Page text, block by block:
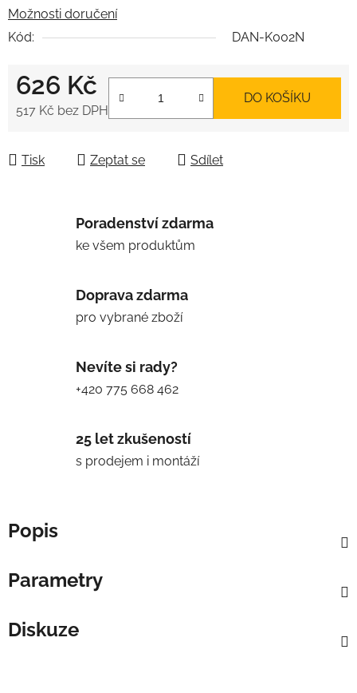
Možnosti doručení
Kód:
DAN-K002N
626 Kč
517 Kč bez DPH
DO KOŠÍKU
Tisk Zeptat se Sdílet
Poradenství zdarma
ke všem produktům
Doprava zdarma
pro vybrané zboží
Nevíte si rady?
+420 775 668 462
25 let zkušeností
s prodejem i montáží
Popis
Parametry
Diskuze